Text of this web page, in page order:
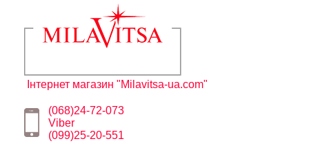
Інтернет магазин "Milavitsa-ua.com"
(068)24-72-073
Viber
(099)25-20-551